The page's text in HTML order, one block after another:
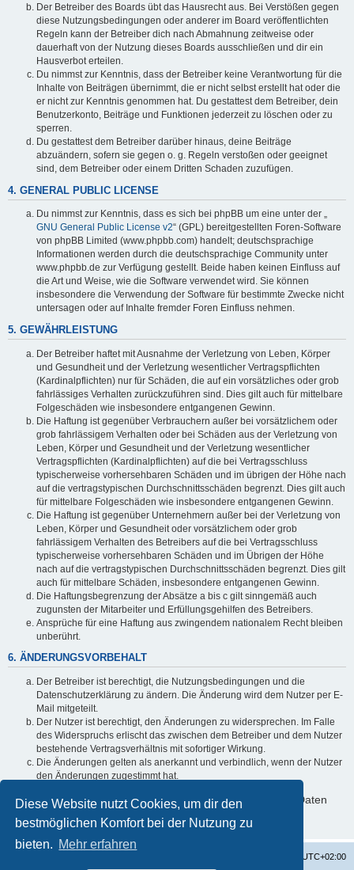
Diese Website nutzt Cookies, um dir den
bestmöglichen Komfort bei der Nutzung zu
bieten. Mehr erfahren
Der Betreiber des Boards übt das Hausrecht aus. Bei Verstößen gegen
diese Nutzungsbedingungen oder anderer im Board veröffentlichten
Regeln kann der Betreiber dich nach Abmahnung zeitweise oder
dauerhaft von der Nutzung dieses Boards ausschließen und dir ein
Hausverbot erteilen.
Du nimmst zur Kenntnis, dass der Betreiber keine Verantwortung für die
Inhalte von Beiträgen übernimmt, die er nicht selbst erstellt hat oder die
er nicht zur Kenntnis genommen hat. Du gestattest dem Betreiber, dein
Benutzerkonto, Beiträge und Funktionen jederzeit zu löschen oder zu
sperren.
Du gestattest dem Betreiber darüber hinaus, deine Beiträge
abzuändern, sofern sie gegen o. g. Regeln verstoßen oder geeignet
sind, dem Betreiber oder einem Dritten Schaden zuzufügen.
4. GENERAL PUBLIC LICENSE
Du nimmst zur Kenntnis, dass es sich bei phpBB um eine unter der „
GNU General Public License v2“ (GPL) bereitgestellten Foren-Software
von phpBB Limited (www.phpbb.com) handelt; deutschsprachige
Informationen werden durch die deutschsprachige Community unter
www.phpbb.de zur Verfügung gestellt. Beide haben keinen Einfluss auf
die Art und Weise, wie die Software verwendet wird. Sie können
insbesondere die Verwendung der Software für bestimmte Zwecke nicht
untersagen oder auf Inhalte fremder Foren Einfluss nehmen.
5. GEWÄHRLEISTUNG
Der Betreiber haftet mit Ausnahme der Verletzung von Leben, Körper
und Gesundheit und der Verletzung wesentlicher Vertragspflichten
(Kardinalpflichten) nur für Schäden, die auf ein vorsätzliches oder grob
fahrlässiges Verhalten zurückzuführen sind. Dies gilt auch für mittelbare
Folgeschäden wie insbesondere entgangenen Gewinn.
Die Haftung ist gegenüber Verbrauchern außer bei vorsätzlichem oder
grob fahrlässigem Verhalten oder bei Schäden aus der Verletzung von
Leben, Körper und Gesundheit und der Verletzung wesentlicher
Vertragspflichten (Kardinalpflichten) auf die bei Vertragsschluss
typischerweise vorhersehbaren Schäden und im übrigen der Höhe nach
auf die vertragstypischen Durchschnittsschäden begrenzt. Dies gilt auch
für mittelbare Folgeschäden wie insbesondere entgangenen Gewinn.
Die Haftung ist gegenüber Unternehmern außer bei der Verletzung von
Leben, Körper und Gesundheit oder vorsätzlichem oder grob
fahrlässigem Verhalten des Betreibers auf die bei Vertragsschluss
typischerweise vorhersehbaren Schäden und im Übrigen der Höhe
nach auf die vertragstypischen Durchschnittsschäden begrenzt. Dies gilt
auch für mittelbare Schäden, insbesondere entgangenen Gewinn.
Die Haftungsbegrenzung der Absätze a bis c gilt sinngemäß auch
zugunsten der Mitarbeiter und Erfüllungsgehilfen des Betreibers.
Ansprüche für eine Haftung aus zwingendem nationalem Recht bleiben
unberührt.
6. ÄNDERUNGSVORBEHALT
Der Betreiber ist berechtigt, die Nutzungsbedingungen und die
Datenschutzerklärung zu ändern. Die Änderung wird dem Nutzer per E-
Mail mitgeteilt.
Der Nutzer ist berechtigt, den Änderungen zu widersprechen. Im Falle
des Widerspruchs erlischt das zwischen dem Betreiber und dem Nutzer
bestehende Vertragsverhältnis mit sofortiger Wirkung.
Die Änderungen gelten als anerkannt und verbindlich, wenn der Nutzer
den Änderungen zugestimmt hat.
Informationen über den Umgang mit deinen persönlichen Daten
sind in der Datenschutzerklärung enthalten.
UTC+02:00